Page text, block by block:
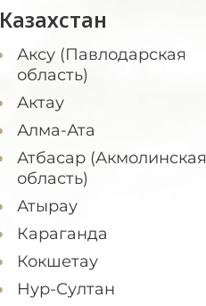
Казахстан
Аксу (Павлодарская
область)
Актау
Алма-Ата
Атбасар (Акмолинская
область)
Атырау
Караганда
Кокшетау
Нур-Султан